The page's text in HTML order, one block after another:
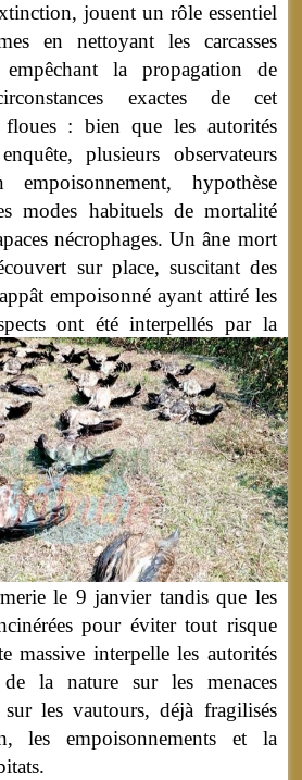
jouent un rôle essentiel
en nettoyant les carcasses
la propagation de
exactes de cet
floues : bien que les autorités
plusieurs observateurs
hypothèse
modes habituels de mortalité
nécrophages. Un âne mort
sur place, suscitant des
empoisonné ayant attiré les
ont été interpellés par la
le 9 janvier tandis que les
pour éviter tout risque
massive interpelle les autorités
la nature sur les menaces
sur les vautours, déjà fragilisés
les empoisonnements et la